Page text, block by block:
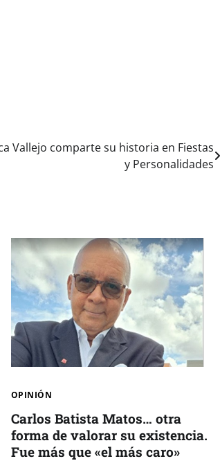
Vallejo comparte su historia en Fiestas
y Personalidades
OPINIÓN
Carlos Batista Matos… otra
forma de valorar su existencia.
Fue más que «el más caro»